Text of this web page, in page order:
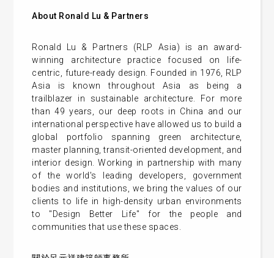
About Ronald Lu & Partners
Ronald Lu & Partners (RLP Asia) is an award-
winning architecture practice focused on life-
centric, future-ready design. Founded in 1976, RLP
Asia is known throughout Asia as being a
trailblazer in sustainable architecture. For more
than 49 years, our deep roots in China and our
international perspective have allowed us to build a
global portfolio spanning green architecture,
master planning, transit-oriented development, and
interior design. Working in partnership with many
of the world's leading developers, government
bodies and institutions, we bring the values of our
clients to life in high-density urban environments
to "Design Better Life" for the people and
communities that use these spaces.